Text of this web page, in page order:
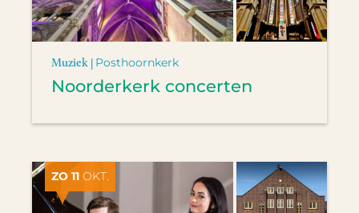
Muziek | Posthoornkerk
Noorderkerk concerten
ZO 11 OKT.